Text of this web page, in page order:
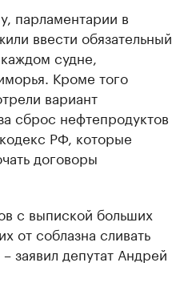
парламентарии в
ввести обязательный
судне,
Кроме того
вариант
сброс нефтепродуктов
РФ, которые
договоры
с выпиской больших
от соблазна сливать
заявил депутат Андрей